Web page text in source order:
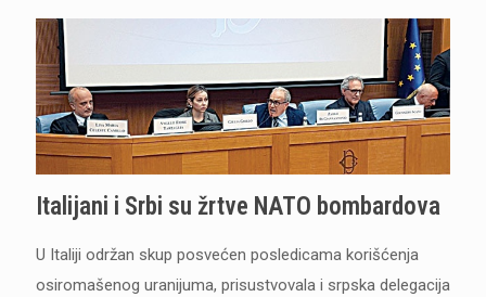
Italijani i Srbi su žrtve NATO bombardova
U Italiji održan skup posvećen posledicama korišćenja
osiromašenog uranijuma, prisustvovala i srpska delegacija